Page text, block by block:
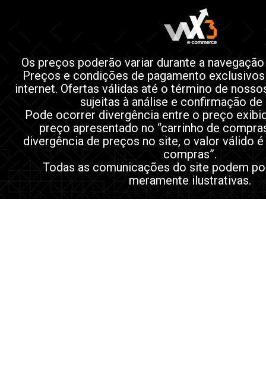
Os preços poderão variar durante a
Preços e condições de pagamento
internet. Ofertas válidas até o término de
sujeitas à análise e confirmação de
Pode ocorrer divergência entre o preço
preço apresentado no “carrinho de
divergência de preços no site, o valor válido é
compras”.
Todas as comunicações do site podem
meramente ilustrativas.